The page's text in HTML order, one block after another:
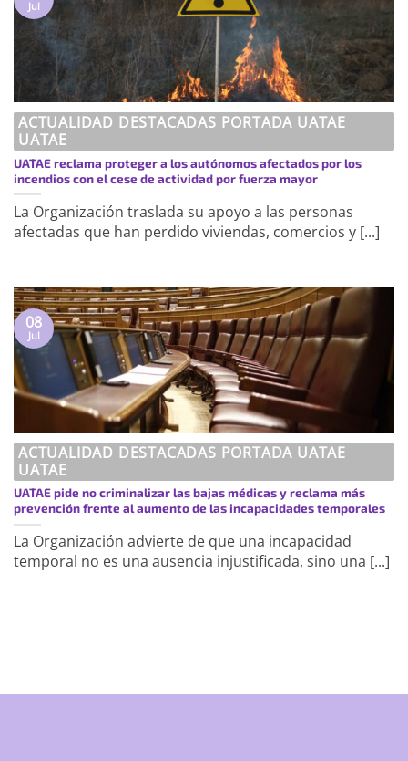
ACTUALIDAD DESTACADAS PORTADA UATAE
UATAE
UATAE reclama proteger a los autónomos afectados por los
incendios con el cese de actividad por fuerza mayor
La Organización traslada su apoyo a las personas
afectadas que han perdido viviendas, comercios y [...]
Jul
ACTUALIDAD DESTACADAS PORTADA UATAE
UATAE
UATAE pide no criminalizar las bajas médicas y reclama más
prevención frente al aumento de las incapacidades temporales
La Organización advierte de que una incapacidad
temporal no es una ausencia injustificada, sino una [...]
08
Jul
best-first/